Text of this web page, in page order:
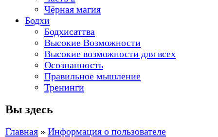
Чёрная магия
Бодхи
Бодхисаттва
Высокие Возможности
Высокие возможности для всех
Осознанность
Правильное мышление
Тренинги
Вы здесь
Главная » Информация о пользователе